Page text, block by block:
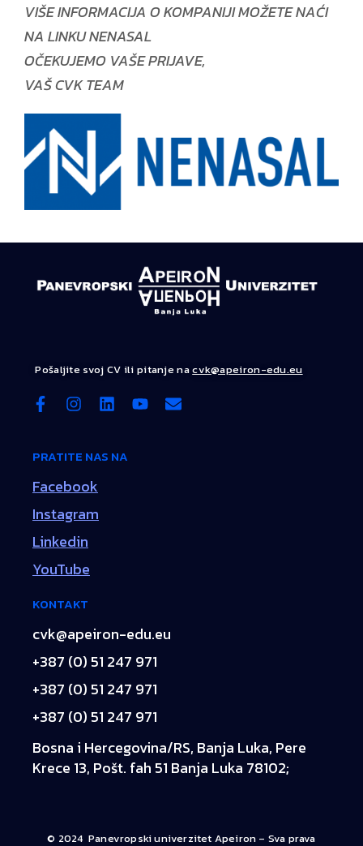
VIŠE INFORMACIJA O KOMPANIJI MOŽETE NAĆI
NA LINKU NENASAL
OČEKUJEMO VAŠE PRIJAVE,
VAŠ CVK TEAM
Pošaljite svoj CV ili pitanje nacvk@apeiron-edu.eu
PRATITE NAS NA
Facebook
Instagram
Linkedin
YouTube
KONTAKT
cvk@apeiron-edu.eu
+387 (0) 51 247 971
+387 (0) 51 247 971
+387 (0) 51 247 971
Bosna i Hercegovina/RS, Banja Luka, Pere
Krece 13, Pošt. fah 51 Banja Luka 78102;
© 2024 Panevropski univerzitet Apeiron – Sva prava